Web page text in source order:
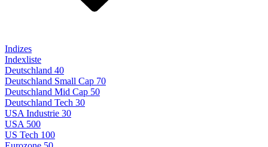
Indizes
Indexliste
Deutschland 40
Deutschland Small Cap 70
Deutschland Mid Cap 50
Deutschland Tech 30
USA Industrie 30
USA 500
US Tech 100